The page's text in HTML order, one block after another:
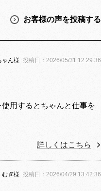
お客様の声を投稿する
ゃん様 投稿日：2026/05/31 12:29:36
用するとちゃんと仕事を
詳しくはこちら
むぎ様 投稿日：2026/04/29 13:42:36